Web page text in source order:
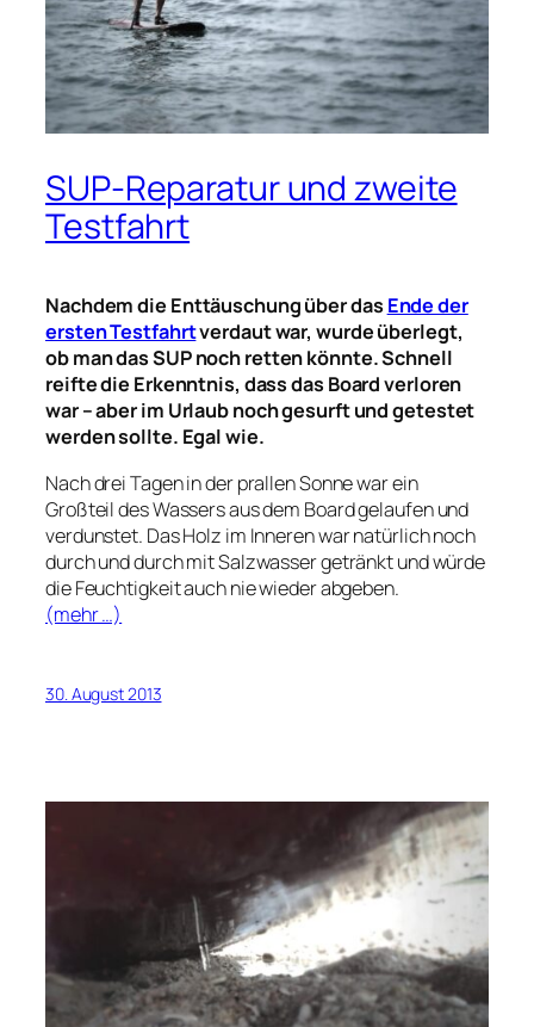
SUP-Reparatur und zweite
Testfahrt
Nachdem die Enttäuschung über das Ende der
ersten Testfahrtverdaut war, wurde überlegt,
ob man das SUP noch retten könnte. Schnell
reifte die Erkenntnis, dass das Board verloren
war – aber im Urlaub noch gesurft und getestet
werden sollte. Egal wie.
Nach drei Tagen in der prallen Sonne war ein
Großteil des Wassers aus dem Board gelaufen und
verdunstet. Das Holz im Inneren war natürlich noch
durch und durch mit Salzwasser getränkt und würde
die Feuchtigkeit auch nie wieder abgeben.
(mehr …)
30. August 2013